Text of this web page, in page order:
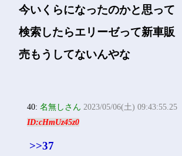
今いくらになったのかと思って
検索したらエリーゼって新車販
売もうしてないんやな
40:名無しさん 2023/05/06(土) 09:43:55.25
ID:cHmUz45z0
>>37